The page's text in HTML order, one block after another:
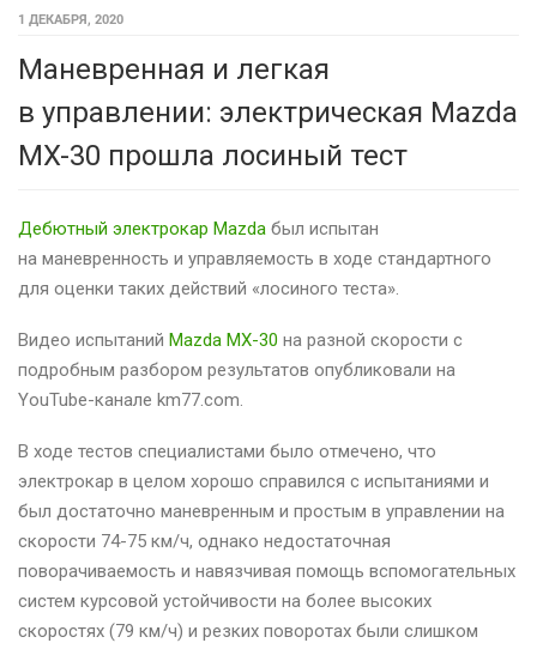
1 ДЕКАБРЯ, 2020
Маневренная и легкая
в управлении: электрическая Mazda
MX-30 прошла лосиный тест
Дебютный электрокар Mazda был испытан
на маневренность и управляемость в ходе стандартного
для оценки таких действий «лосиного теста».
Видео испытаний Mazda MX-30 на разной скорости с
подробным разбором результатов опубликовали на
YouTube-канале km77.com.
В ходе тестов специалистами было отмечено, что
электрокар в целом хорошо справился с испытаниями и
был достаточно маневренным и простым в управлении на
скорости 74-75 км/ч, однако недостаточная
поворачиваемость и навязчивая помощь вспомогательных
систем курсовой устойчивости на более высоких
скоростях (79 км/ч) и резких поворотах были слишком